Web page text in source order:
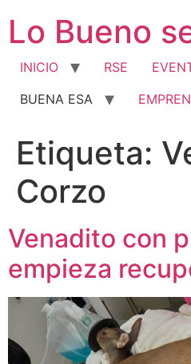
contenido
Lo Bueno
INICIO RSE
BUENA ESA
Etiqueta:
Corzo
Venadito con
empieza